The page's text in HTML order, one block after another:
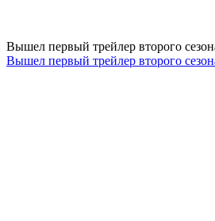
Вышел первый трейлер второго
Вышел первый трейлер второго